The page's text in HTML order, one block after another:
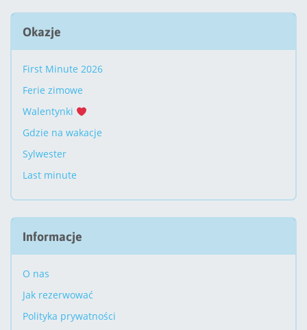
Okazje
First Minute 2026
Ferie zimowe
Walentynki
Gdzie na wakacje
Sylwester
Last minute
Informacje
O nas
Jak rezerwować
Polityka prywatności